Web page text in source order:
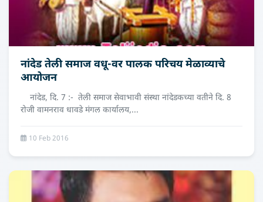
नांदेड तेली समाज वधू-वर पालक परिचय मेळाव्याचे
आयोजन
नांदेड, दि. 7 :- तेली समाज सेवाभावी संस्था नांदेडकच्या वतीने दि. 8
रोजी वामनराव धावडे मंगल कार्यालय,...
10 Feb 2016